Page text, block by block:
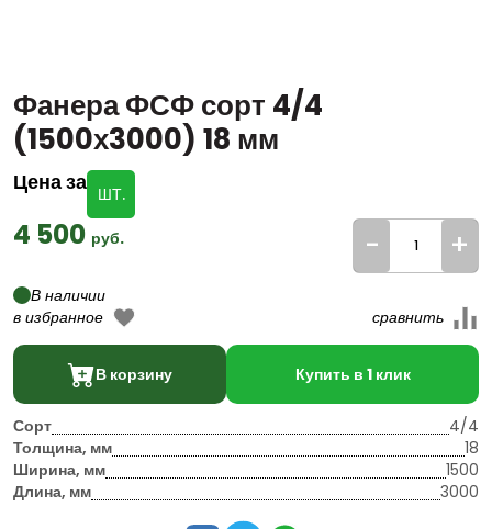
Фанера ФСФ сорт 4/4
(1500х3000) 18 мм
Цена за ШТ.
4 500 руб. - +
В наличии
В корзину Купить в 1 клик
Сорт
4/4
Толщина, мм
18
Ширина, мм
1500
Длина, мм
3000